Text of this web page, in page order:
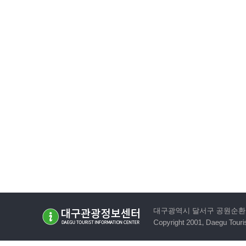
대구광역시 달서구 공원순
Copyright 2001, Daegu